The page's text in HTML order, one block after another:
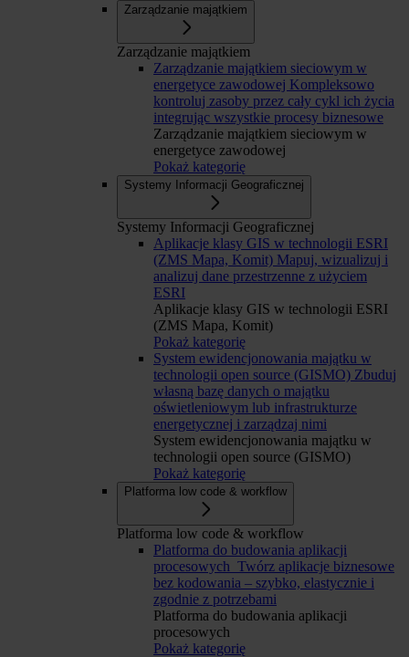
Zarządzanie majątkiem
Zarządzanie majątkiem
Zarządzanie majątkiem sieciowym w
energetyce zawodowej Kompleksowo
kontroluj zasoby przez cały cykl ich życia
integrując wszystkie procesy biznesowe
Zarządzanie majątkiem sieciowym w
energetyce zawodowej
Pokaż kategorię
Systemy Informacji Geograficznej
Systemy Informacji Geograficznej
Aplikacje klasy GIS w technologii ESRI
(ZMS Mapa, Komit) Mapuj, wizualizuj i
analizuj dane przestrzenne z użyciem
ESRI
Aplikacje klasy GIS w technologii ESRI
(ZMS Mapa, Komit)
Pokaż kategorię
System ewidencjonowania majątku w
technologii open source (GISMO) Zbuduj
własną bazę danych o majątku
oświetleniowym lub infrastrukturze
energetycznej i zarządzaj nimi
System ewidencjonowania majątku w
technologii open source (GISMO)
Pokaż kategorię
Platforma low code & workflow
Platforma low code & workflow
Platforma do budowania aplikacji
procesowych Twórz aplikacje biznesowe
bez kodowania – szybko, elastycznie i
zgodnie z potrzebami
Platforma do budowania aplikacji
procesowych
Pokaż kategorię